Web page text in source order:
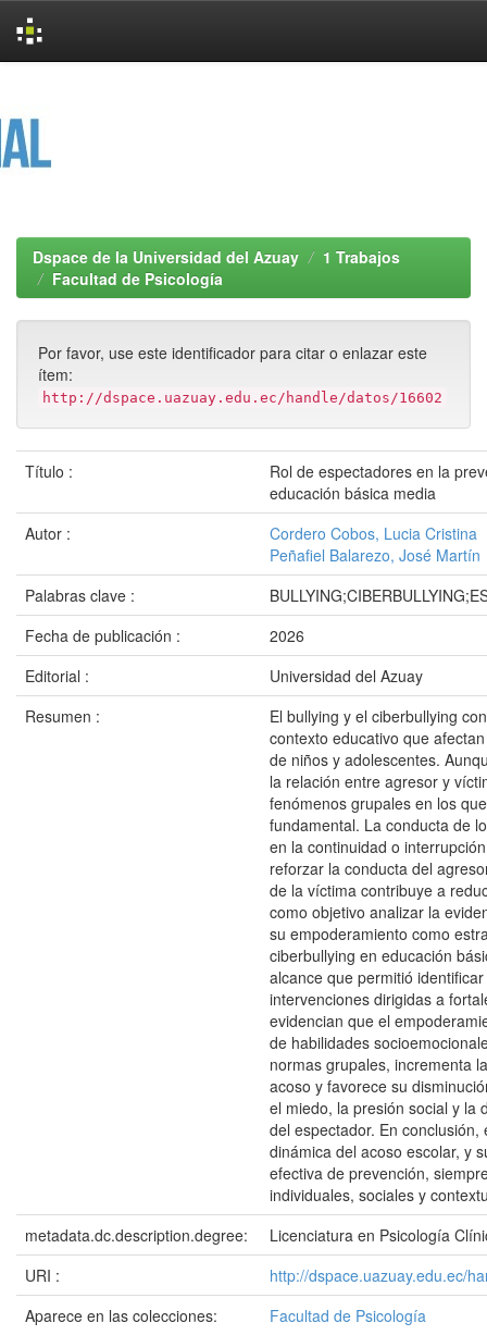
Dspace de la Universidad del Azuay
1 Trabajos
Facultad de Psicología
Por favor, use este identificador para citar o enlazar este
ítem:
http://dspace.uazuay.edu.ec/handle/datos/16602
Título :
Rol de espectadores en la
educación básica media
Autor :
Cordero Cobos, Lucia Cristina
Peñafiel Balarezo, José Martín
Palabras clave :
Fecha de publicación :
2026
Editorial :
Universidad del Azuay
Resumen :
El bullying y el ciberbullying
contexto educativo que
de niños y adolescentes.
la relación entre agresor y
fenómenos grupales en los
fundamental. La conducta de
en la continuidad o
reforzar la conducta del
de la víctima contribuye a
como objetivo analizar la
su empoderamiento como
ciberbullying en educación
alcance que permitió
intervenciones dirigidas a
evidencian que el
de habilidades
normas grupales, incrementa
acoso y favorece su
el miedo, la presión social y la
del espectador. En
dinámica del acoso escolar, y
efectiva de prevención,
individuales, sociales y
metadata.dc.description.degree:
Licenciatura en Psicología
URI :
http://dspace.uazuay.edu.ec/
Aparece en las colecciones:
Facultad de Psicología